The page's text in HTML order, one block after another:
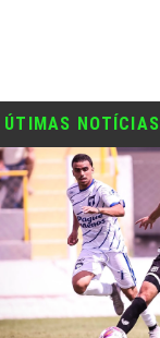
ÚTIMAS NOTÍCIAS